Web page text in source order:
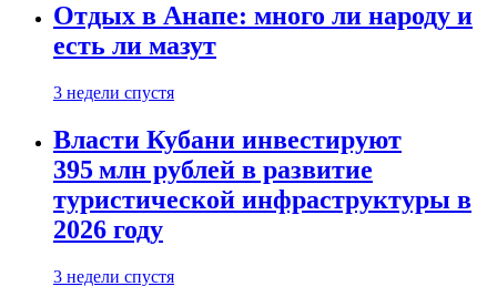
Отдых в Анапе: много ли народу и
есть ли мазут
3 недели спустя
Власти Кубани инвестируют
395 млн рублей в развитие
туристической инфраструктуры в
2026 году
3 недели спустя